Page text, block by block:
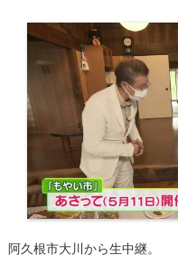
阿久根市大川から生中継。